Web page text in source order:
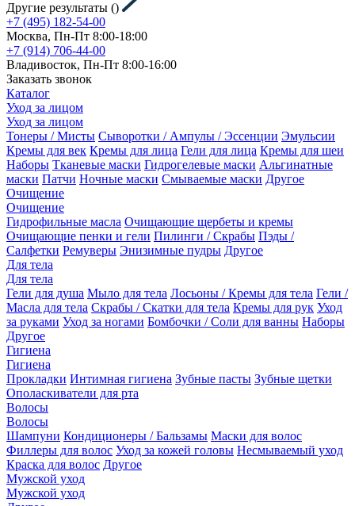
Другие результаты ()
+7 (495) 182-54-00
Москва, Пн-Пт 8:00-18:00
+7 (914) 706-44-00
Владивосток, Пн-Пт 8:00-16:00
Заказать звонок
Каталог
Уход за лицом
Уход за лицом
Тонеры / Мисты Сыворотки / Ампулы / Эссенции Эмульсии
Кремы для век Кремы для лица Гели для лица Кремы для шеи
Наборы Тканевые маски Гидрогелевые маски Альгинатные
маски Патчи Ночные маски Смываемые маски Другое
Очищение
Очищение
Гидрофильные масла Очищающие щербеты и кремы
Очищающие пенки и гели Пилинги / Скрабы Пэды /
Салфетки Ремуверы Энизимные пудры Другое
Для тела
Для тела
Гели для душа Мыло для тела Лосьоны / Кремы для тела Гели /
Масла для тела Скрабы / Скатки для тела Кремы для рук Уход
за руками Уход за ногами Бомбочки / Соли для ванны Наборы
Другое
Гигиена
Гигиена
Прокладки Интимная гигиена Зубные пасты Зубные щетки
Ополаскиватели для рта
Волосы
Волосы
Шампуни Кондиционеры / Бальзамы Маски для волос
Филлеры для волос Уход за кожей головы Несмываемый уход
Краска для волос Другое
Мужской уход
Мужской уход